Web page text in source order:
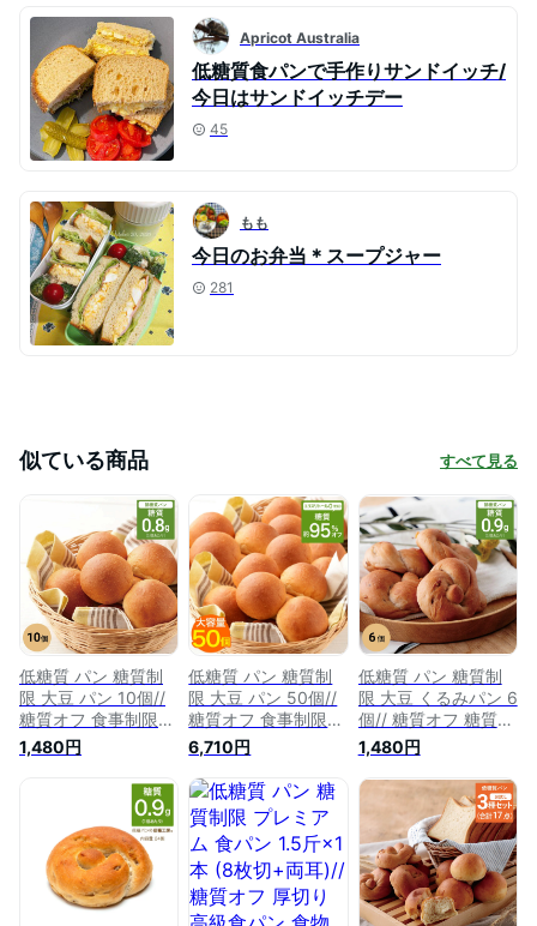
Apricot Australia
低糖質食パンで手作りサンドイッチ/
今日はサンドイッチデー
45
もも
今日のお弁当＊スープジャー
281
似ている商品 すべて見る
低糖質 パン 糖質制
限 大豆 パン 10個//
糖質オフ 食事制限
発酵 バター入 大豆
粉 大豆食品 イソフ
ラボン 置き換え ダ
イエット 食品 食物
繊維 ロカボ たんぱ
く質 タンパク質 プ
ロテイン 個包装 糖
質カット 冷凍パン
1,480円
低糖質 パン 糖質制
限 大豆 パン 50個//
糖質オフ 食事制限
発酵 バター入 大豆
粉 大豆食品 イソフ
ラボン 置き換え ダ
イエット 食品 食物
繊維 ロカボ たんぱ
く質 タンパク質 プ
ロテイン 個包装 糖
質カット 冷凍パン
ケト
6,710円
低糖質 パン 糖質制
限 大豆 くるみパン 6
個// 糖質オフ 糖質オ
フ 発酵 バター タン
パク質 たんぱく質
プロテイン 朝食 大
豆粉 クルミ 胡桃 イ
ソフラボン オーツ
置き換え ダイエット
食品 食物繊維 ロカ
ボ 冷凍パン 個包装
1,480円